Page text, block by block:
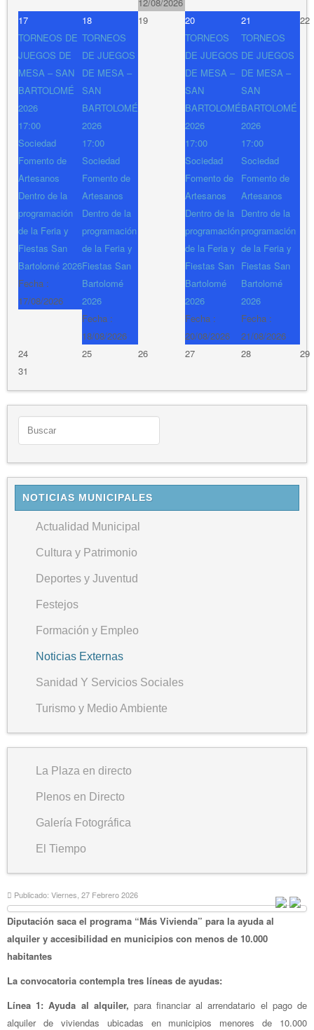
17
TORNEOS DE
JUEGOS DE
MESA – SAN
BARTOLOMÉ
2026
17:00
Sociedad
Fomento de
Artesanos
Dentro de la
programación
de la Feria y
Fiestas San
Bartolomé 2026
Fecha :
17/08/2026
18
TORNEOS
DE JUEGOS
DE MESA –
SAN
BARTOLOMÉ
2026
17:00
Sociedad
Fomento de
Artesanos
Dentro de la
programación
de la Feria y
Fiestas San
Bartolomé
2026
Fecha :
18/08/2026
19
20
TORNEOS
DE JUEGOS
DE MESA –
SAN
BARTOLOMÉ
2026
17:00
Sociedad
Fomento de
Artesanos
Dentro de la
programación
de la Feria y
Fiestas San
Bartolomé
2026
Fecha :
20/08/2026
21
TORNEOS
DE JUEGOS
DE MESA –
SAN
BARTOLOMÉ
2026
17:00
Sociedad
Fomento de
Artesanos
Dentro de la
programación
de la Feria y
Fiestas San
Bartolomé
2026
Fecha :
21/08/2026
22
24 25 26 27 28
29
31
NOTICIAS MUNICIPALES
Actualidad Municipal
Cultura y Patrimonio
Deportes y Juventud
Festejos
Formación y Empleo
Noticias Externas
Sanidad Y Servicios Sociales
Turismo y Medio Ambiente
La Plaza en directo
Plenos en Directo
Galería Fotográfica
El Tiempo
Publicado: Viernes, 27 Febrero 2026
Diputación saca el programa “Más Vivienda” para la ayuda al
alquiler y accesibilidad en municipios con menos de 10.000
habitantes
La convocatoria contempla tres líneas de ayudas:
Línea 1: Ayuda al alquiler, para financiar al arrendatario el pago de
alquiler de viviendas ubicadas en municipios menores de 10.000